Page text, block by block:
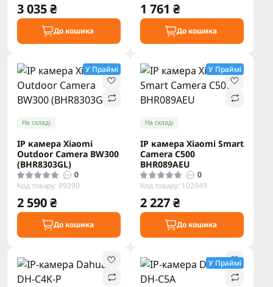
3 035 ₴
До кошика
1 761 ₴
До кошика
У Праймі
На складі
IP камера Xiaomi
Outdoor Camera BW300
(BHR8303GL)
0
Код товару: 89290
2 590 ₴
До кошика
У Праймі
На складі
IP камера Xiaomi Smart
Camera C500
BHR089AEU
0
Код товару: 102049
2 227 ₴
До кошика
У Праймі